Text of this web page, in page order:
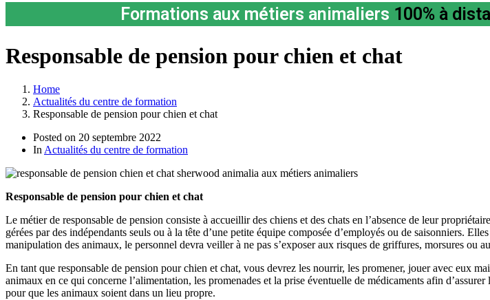
Formations aux métiers animaliers 100% à
Responsable de pension pour chien et chat
Home
Actualités du centre de formation
Responsable de pension pour chien et chat
Posted on 20 septembre 2022
InActualités du centre de formation
Responsable de pension pour chien et chat
Le métier de responsable de pension consiste à accueillir des chiens et des chats en l’absence de leur
gérées par des indépendants seuls ou à la tête d’une petite équipe composée d’employés ou de saisonniers.
manipulation des animaux, le personnel devra veiller à ne pas s’exposer aux risques de griffures, morsures ou
En tant que responsable de pension pour chien et chat, vous devrez les nourrir, les promener, jouer avec eux
animaux en ce qui concerne l’alimentation, les promenades et la prise éventuelle de médicaments afin
pour que les animaux soient dans un lieu propre.